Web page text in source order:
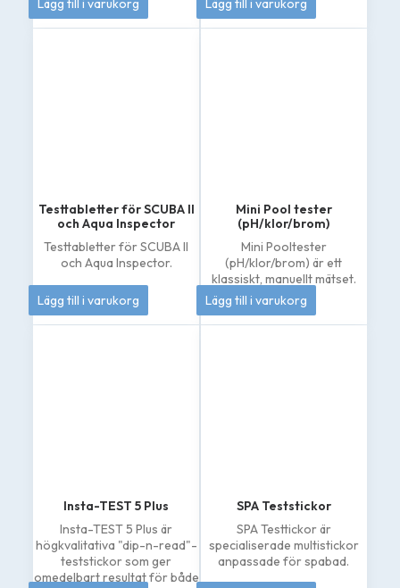
Lägg till i varukorg Lägg till i varukorg
Testtabletter för SCUBA II
och Aqua Inspector
Testtabletter för SCUBA II
och Aqua Inspector.
206kr
Lägg till i varukorg
Mini Pool tester
(pH/klor/brom)
Mini Pooltester
(pH/klor/brom) är ett
klassiskt, manuellt mätset.
133kr
Lägg till i varukorg
Insta-TEST 5 Plus
Insta-TEST 5 Plus är
högkvalitativa "dip-n-read"-
teststickor som ger
omedelbart resultat för både
SPA Teststickor
SPA Testtickor är
specialiserade multistickor
anpassade för spabad.